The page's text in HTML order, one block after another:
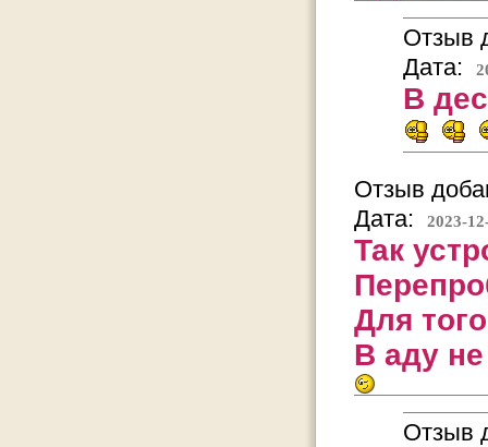
Отзыв
Дата:
В
Отзыв
Дата:
2023-
Так
Для
В аду
Отзыв